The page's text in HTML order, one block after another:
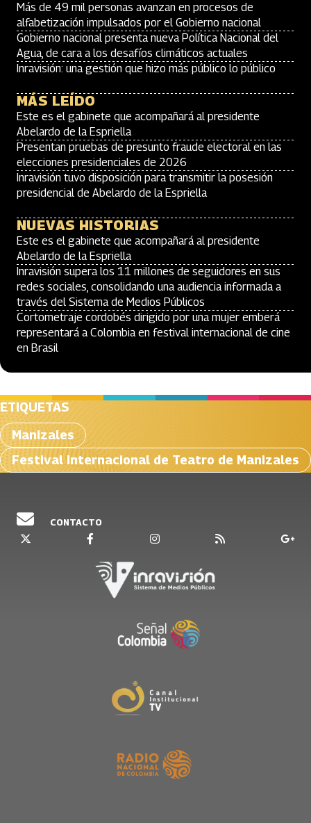
Más de 49 mil personas avanzan en procesos de
alfabetización impulsados por el Gobierno nacional
Gobierno nacional presenta nueva Política Nacional del
Agua, de cara a los desafíos climáticos actuales
Inravisión: una gestión que hizo más público lo público
MÁS LEÍDO
Este es el gabinete que acompañará al presidente
Abelardo de la Espriella
Presentan pruebas de presunto fraude electoral en las
elecciones presidenciales de 2026
Inravisión tuvo disposición para transmitir la posesión
presidencial de Abelardo de la Espriella
NUEVAS HISTORIAS
Este es el gabinete que acompañará al presidente
Abelardo de la Espriella
Inravisión supera los 11 millones de seguidores en sus
redes sociales, consolidando una audiencia informada a
través del Sistema de Medios Públicos
Cortometraje cordobés dirigido por una mujer emberá
representará a Colombia en festival internacional de cine
en Brasil
ETIQUETAS
Manizales
Festival Internacional de Teatro de Manizales
CONTACTO